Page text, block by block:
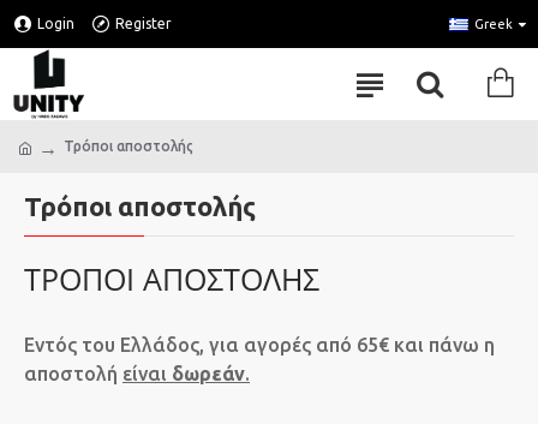
Login Register Greek
Τρόποι αποστολής
Τρόποι αποστολής
ΤΡΟΠΟΙ ΑΠΟΣΤΟΛΗΣ
Εντός του Ελλάδος, για αγορές από 65€ και πάνω η
αποστολή είναι δωρεάν.